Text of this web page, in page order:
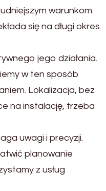
warunkom.
się na długi okres
jego działania.
w ten sposób
Lokalizacja, bez
na instalację, trzeba
uwagi i precyzji.
planowanie
z usług